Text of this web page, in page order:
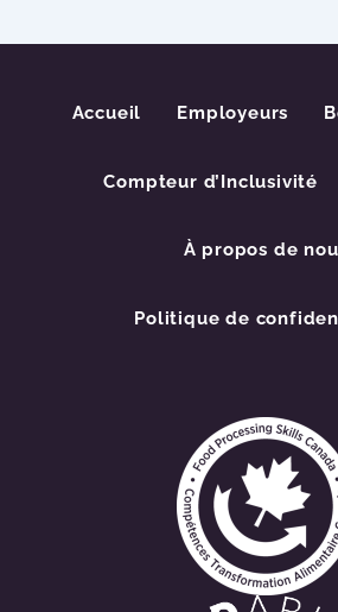
Accueil Employeurs
Compteur d’Inclusivité
À propos de
Politique de